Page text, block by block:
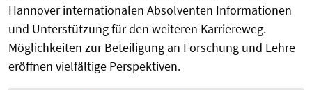
Hannover internationalen Absolventen Informationen
und Unterstützung für den weiteren Karriereweg.
Möglichkeiten zur Beteiligung an Forschung und Lehre
eröffnen vielfältige Perspektiven.